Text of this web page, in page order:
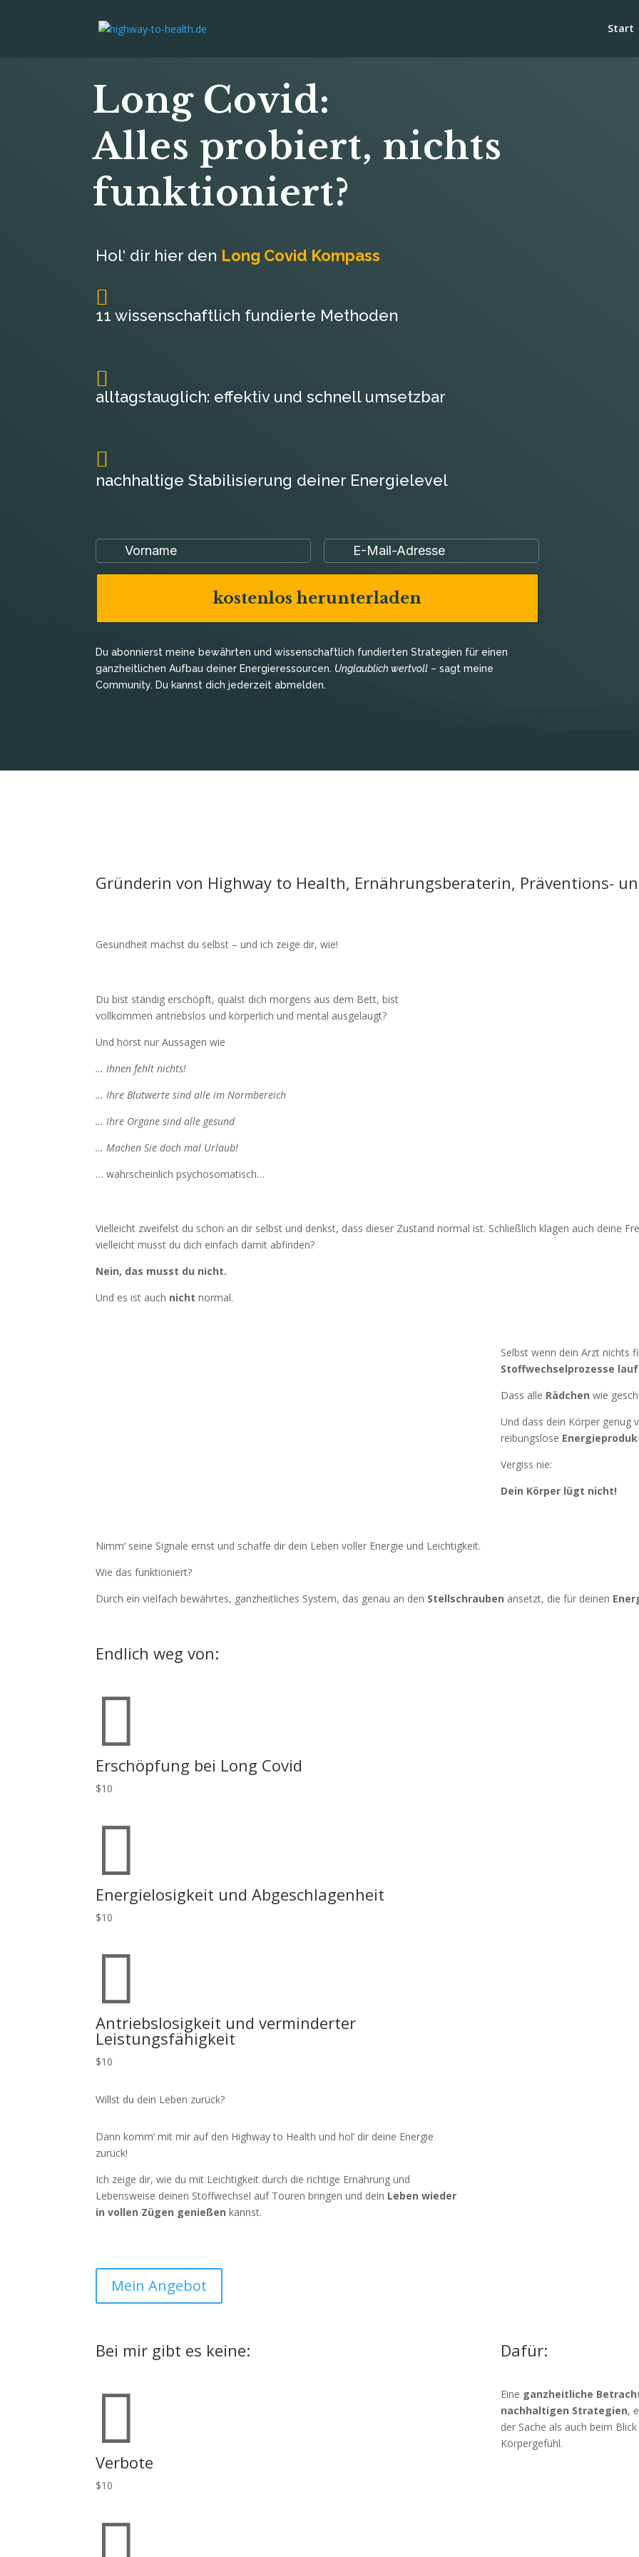
Start
Long Covid:
Alles probiert, nichts
funktioniert?
Hol‘ dir hier den Long Covid Kompass

11 wissenschaftlich fundierte Methoden

alltagstauglich: effektiv und schnell umsetzbar

nachhaltige Stabilisierung deiner Energielevel
kostenlos herunterladen
Du abonnierst meine bewährten und wissenschaftlich fundierten Strategien für einen
ganzheitlichen Aufbau deiner Energieressourcen. Unglaublich wertvoll – sagt meine
Community. Du kannst dich jederzeit abmelden.
Gründerin von Highway to Health, Ernährungsberaterin, Präventions-
Gesundheit machst du selbst – und ich zeige dir, wie!
Du bist ständig erschöpft, quälst dich morgens aus dem Bett, bist
vollkommen antriebslos und körperlich und mental ausgelaugt?
Und hörst nur Aussagen wie
… Ihnen fehlt nichts!
… Ihre Blutwerte sind alle im Normbereich
… Ihre Organe sind alle gesund
… Machen Sie doch mal Urlaub!
… wahrscheinlich psychosomatisch…
Vielleicht zweifelst du schon an dir selbst und denkst, dass dieser Zustand normal ist. Schließlich klagen auch deine
vielleicht musst du dich einfach damit abfinden?
Nein, das musst du nicht.
Und es ist auch nicht normal.
Selbst wenn dein Arzt nichts
Stoffwechselprozesse
Dass alle Rädchen wie
Und dass dein Körper genug
reibungslose
Vergiss nie:
Dein Körper lügt nicht!
Nimm‘ seine Signale ernst und schaffe dir dein Leben voller Energie und Leichtigkeit.
Wie das funktioniert?
Durch ein vielfach bewährtes, ganzheitliches System, das genau an den Stellschrauben ansetzt, die für deinen
Endlich weg von:

Erschöpfung bei Long Covid
$10

Energielosigkeit und Abgeschlagenheit
$10

Antriebslosigkeit und verminderter
Leistungsfähigkeit
$10
Willst du dein Leben zurück?
Dann komm‘ mit mir auf den Highway to Health und hol‘ dir deine Energie
zurück!
Ich zeige dir, wie du mit Leichtigkeit durch die richtige Ernährung und
Lebensweise deinen Stoffwechsel auf Touren bringen und dein Leben wieder
in vollen Zügen genießen kannst.
Mein Angebot
Bei mir gibt es keine:

Verbote
$10
Dafür:
Eine ganzheitliche
nachhaltigen Strategien,
der Sache als auch beim
Körpergefühl.